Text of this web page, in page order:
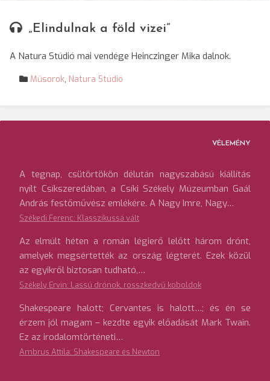
„Elindulnak a föld vizei”
A Natura Stúdió mai vendége Heinczinger Mika dalnok.
Műsorok, Natura Stúdió
VÉLEMÉNY
A tegnap, csütörtökön délután nagyszabású kiállítás
nyílt Csíkszeredában, a Csíki Székely Múzeumban Gaál
András festőművész emlékére. A Nagy Imre, Nagy…
Székedi Ferenc: Klasszikussá vált
Az elmúlt héten a román légierő lelőtt három drónt,
amelyek megsértették az ország légterét. Ezek közül
az egyikről biztosan tudható,…
Székely Ervin: Lassú drónok, rosszkedvű koboldok
Shakespeare halott; Cervantes is halott…; és én se
érzem jól magam – kezdte egyik előadását Mark Twain.
Ez az irodalomtörténeti…
Ambrus Attila: Shakespeare és Newton